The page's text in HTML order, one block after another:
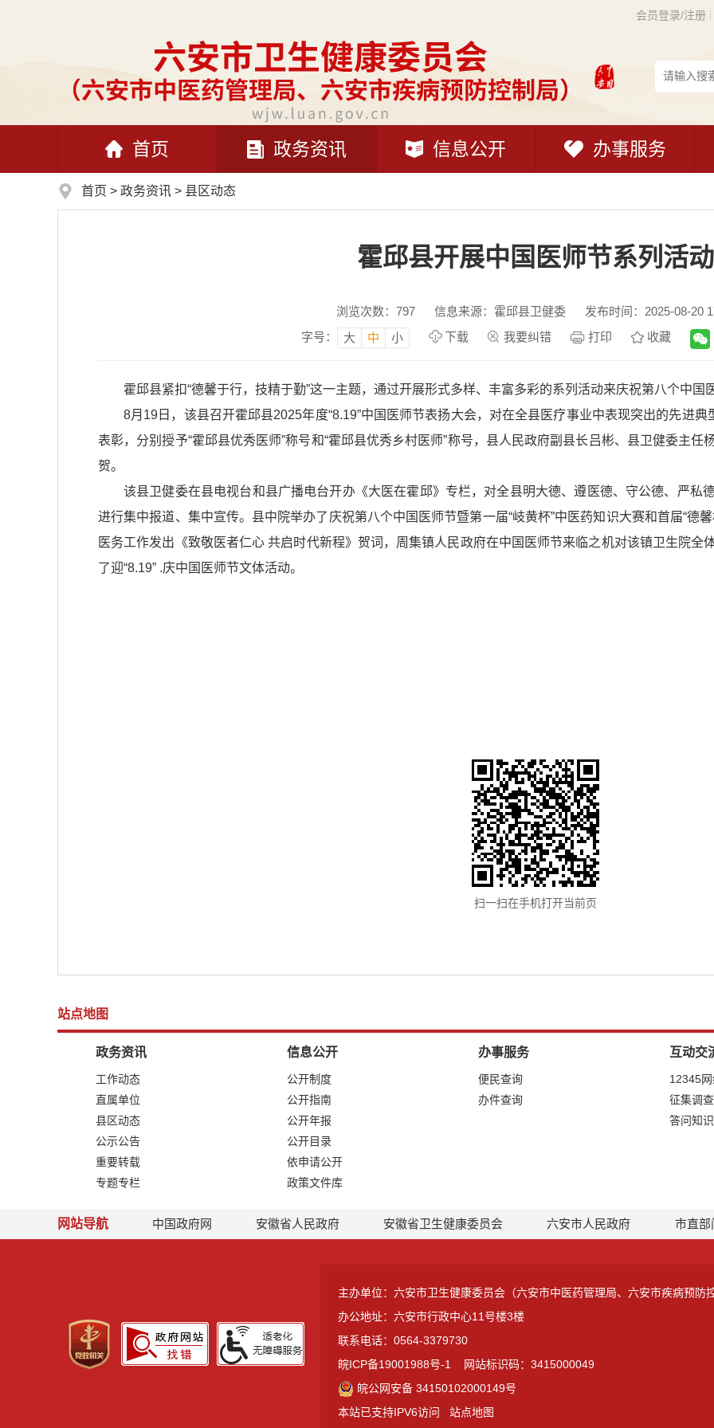
会员登录/注册
首页 政务资讯 信息公开 办事服务
首页 > 政务资讯 > 县区动态
霍邱县开展中国医师节系列活动
浏览次数： 797 信息来源：霍邱县卫健委
发布时间：2025-08-20
字号：
大 中 小 下载 我要纠错 打印 收藏
霍邱县紧扣“德馨于行，技精于勤”这一主题，通过开展形式多样、丰富多彩的系列活动来庆祝第八个中国
8月19日，该县召开霍邱县2025年度“8.19”中国医师节表扬大会，对在全县医疗事业中表现突出的先进
表彰，分别授予“霍邱县优秀医师”称号和“霍邱县优秀乡村医师”称号，县人民政府副县长吕彬、县卫健委主
贺。
该县卫健委在县电视台和县广播电台开办《大医在霍邱》专栏，对全县明大德、遵医德、守公德、严私
进行集中报道、集中宣传。县中院举办了庆祝第八个中国医师节暨第一届“岐黄杯”中医药知识大赛和首届“德
医务工作发出《致敬医者仁心 共启时代新程》贺词，周集镇人民政府在中国医师节来临之机对该镇卫生院全
了迎“8.19” .庆中国医师节文体活动。
扫一扫在手机打开当前页
站点地图
政务资讯
工作动态
直属单位
县区动态
公示公告
重要转载
专题专栏
信息公开
公开制度
公开指南
公开年报
公开目录
依申请公开
政策文件库
办事服务
便民查询
办件查询
互动交
12345
征集调查
答问知
网站导航 中国政府网 安徽省人民政府 安徽省卫生健康委员会 六安市人民政府 市直部
主办单位：六安市卫生健康委员会（六安市中医药管理局、六安市疾病预防控
办公地址：六安市行政中心11号楼3楼
联系电话：0564-3379730
皖ICP备19001988号-1
网站标识码：3415000049
皖公网安备 34150102000149号
本站已支持IPV6访问
站点地图